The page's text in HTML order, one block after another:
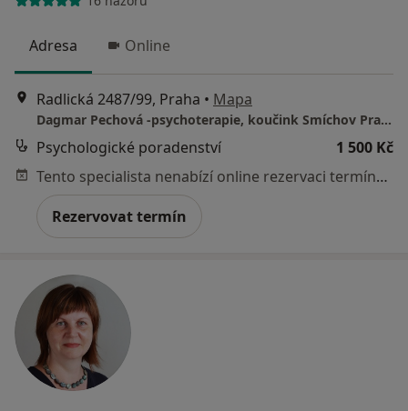
Adresa Online
Radlická 2487/99, Praha • Mapa
Dagmar Pechová -psychoterapie, koučink Smíchov Praha 5
Psychologické poradenství
1 500 Kč
Tento specialista nenabízí online rezervaci termínu na této adrese.
Rezervovat termín